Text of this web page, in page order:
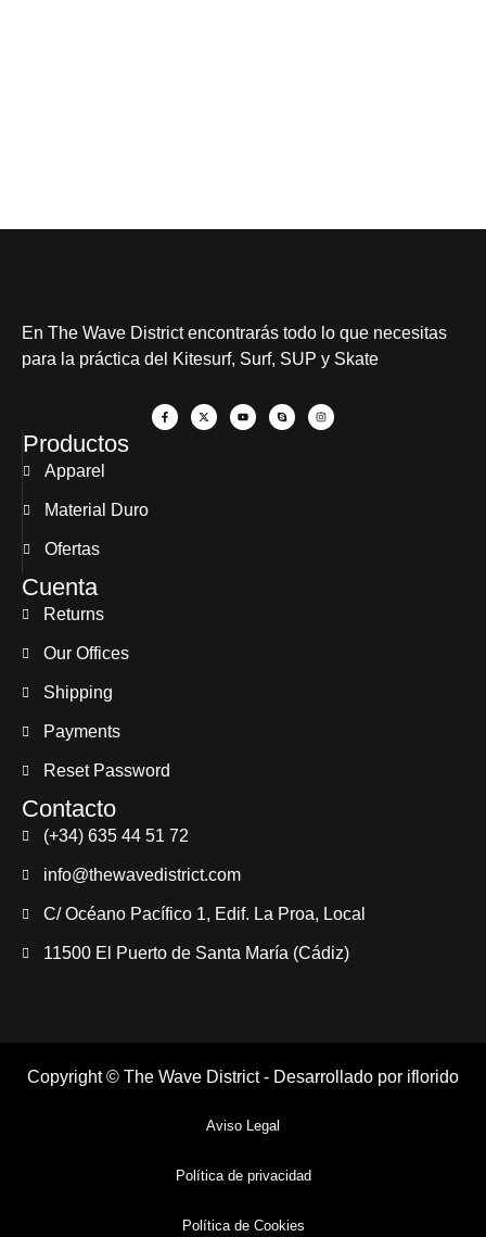
En The Wave Districtencontrarás todo lo que necesitas
para la práctica del Kitesurf, Surf, SUP y Skate
Productos
Apparel
Material Duro
Ofertas
Cuenta
Returns
Our Offices
Shipping
Payments
Reset Password
Contacto
(+34) 635 44 51 72
info@thewavedistrict.com
C/ Océano Pacífico 1, Edif. La Proa, Local
11500 El Puerto de Santa María (Cádiz)
Copyright © The Wave District - Desarrollado por iflorido
Aviso Legal
Política de privacidad
Política de Cookies